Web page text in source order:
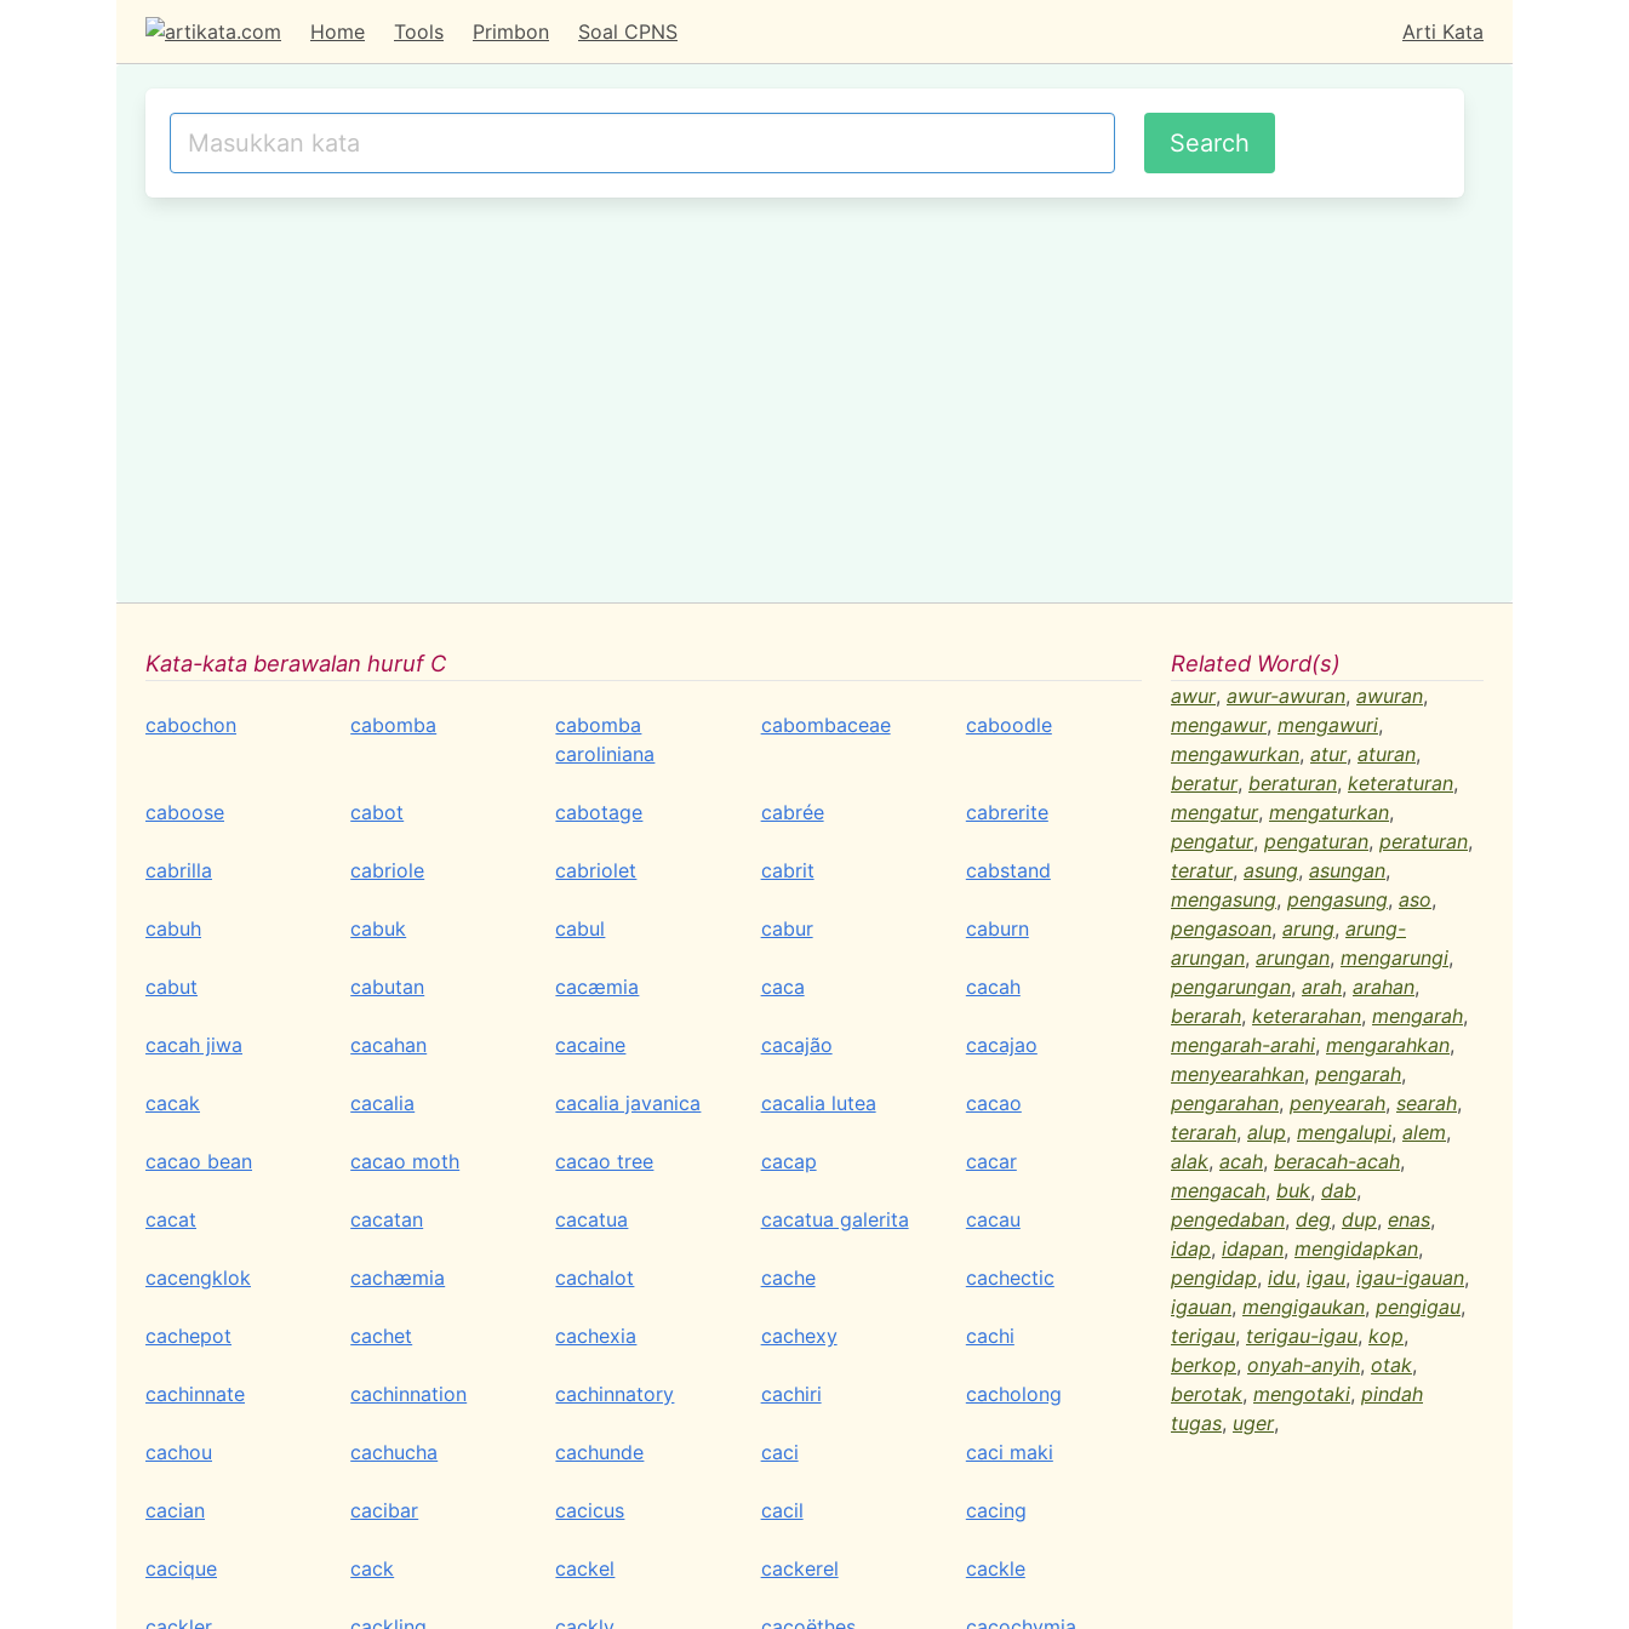
Home Tools Primbon Soal CPNS Arti Kata
Kata-kata berawalan huruf C
cabochon cabomba
cabomba
caroliniana
cabombaceae caboodle
caboose cabot cabotage cabrée cabrerite
cabrilla cabriole cabriolet cabrit cabstand
cabuh cabuk cabul cabur caburn
cabut cabutan cacæmia caca cacah
cacah jiwa cacahan cacaine cacajão cacajao
cacak cacalia cacalia javanica cacalia lutea cacao
cacao bean cacao moth cacao tree cacap cacar
cacat cacatan cacatua cacatua galerita cacau
cacengklok cachæmia cachalot cache cachectic
cachepot cachet cachexia cachexy cachi
cachinnate cachinnation cachinnatory cachiri cacholong
cachou cachucha cachunde caci caci maki
cacian cacibar cacicus cacil cacing
cacique cack cackel cackerel cackle
Related Word(s)
awur, awur-awuran, awuran,
mengawur, mengawuri,
mengawurkan, atur, aturan,
beratur, beraturan, keteraturan,
mengatur, mengaturkan,
pengatur, pengaturan, peraturan,
teratur, asung, asungan,
mengasung, pengasung, aso,
pengasoan, arung, arung-
arungan, arungan, mengarungi,
pengarungan, arah, arahan,
berarah, keterarahan, mengarah,
mengarah-arahi, mengarahkan,
menyearahkan, pengarah,
pengarahan, penyearah, searah,
terarah, alup, mengalupi, alem,
alak, acah, beracah-acah,
mengacah, buk, dab,
pengedaban, deg, dup, enas,
idap, idapan, mengidapkan,
pengidap, idu, igau, igau-igauan,
igauan, mengigaukan, pengigau,
terigau, terigau-igau, kop,
berkop, onyah-anyih, otak,
berotak, mengotaki, pindah
tugas, uger,